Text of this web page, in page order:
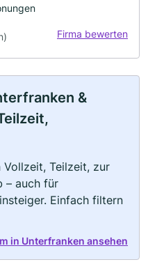
Firma bewerten
&
Teilzeit, zur
– auch für
Einfach filtern
in Unterfranken ansehen